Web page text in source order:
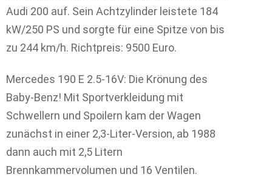
Audi 200 auf. Sein Achtzylinder leistete 184
kW/250 PS und sorgte für eine Spitze von bis
zu 244 km/h. Richtpreis: 9500 Euro.
Mercedes 190 E 2.5-16V: Die Krönung des
Baby-Benz! Mit Sportverkleidung mit
Schwellern und Spoilern kam der Wagen
zunächst in einer 2,3-Liter-Version, ab 1988
dann auch mit 2,5 Litern
Brennkammervolumen und 16 Ventilen.